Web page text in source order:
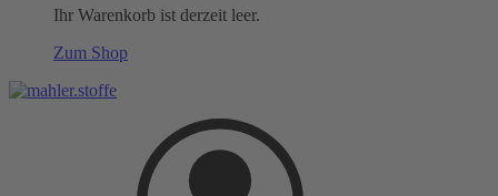
Ihr Warenkorb ist derzeit leer.
Zum Shop